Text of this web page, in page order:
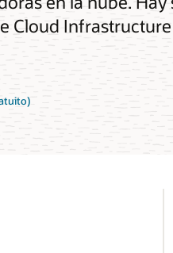
Cloud